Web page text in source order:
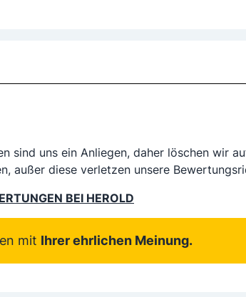
sind uns ein Anliegen, daher löschen wir
außer diese verletzen unsere
BEI HEROLD
mit Ihrer ehrlichen Meinung.